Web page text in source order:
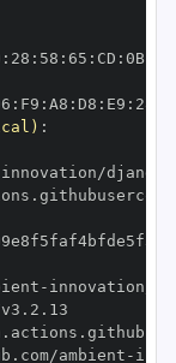
: 28 : 58 : 65 : CD : 0B:
: F9 : A8 : D8 : E9 : 28
:
innovation/django
- innovation/
ambient-